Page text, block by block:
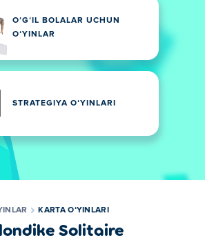
OʻGʻIL BOLALAR UCHUN
OʻYINLAR
STRATEGIYA OʻYINLARI
KARTA OʻYINLARI
Solitaire